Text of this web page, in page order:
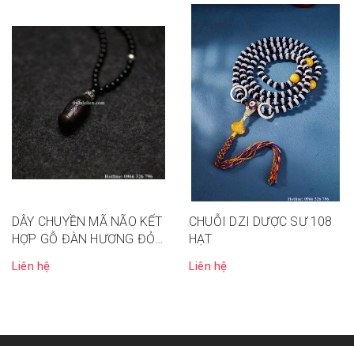
DÂY CHUYỀN MÃ NÃO KẾT
HỢP GỖ ĐÀN HƯƠNG ĐỎ
SƯ
Liên hệ
CHUỖI DZI DƯỢC SƯ 108
HẠT
Liên hệ